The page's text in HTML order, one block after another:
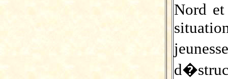
Nord